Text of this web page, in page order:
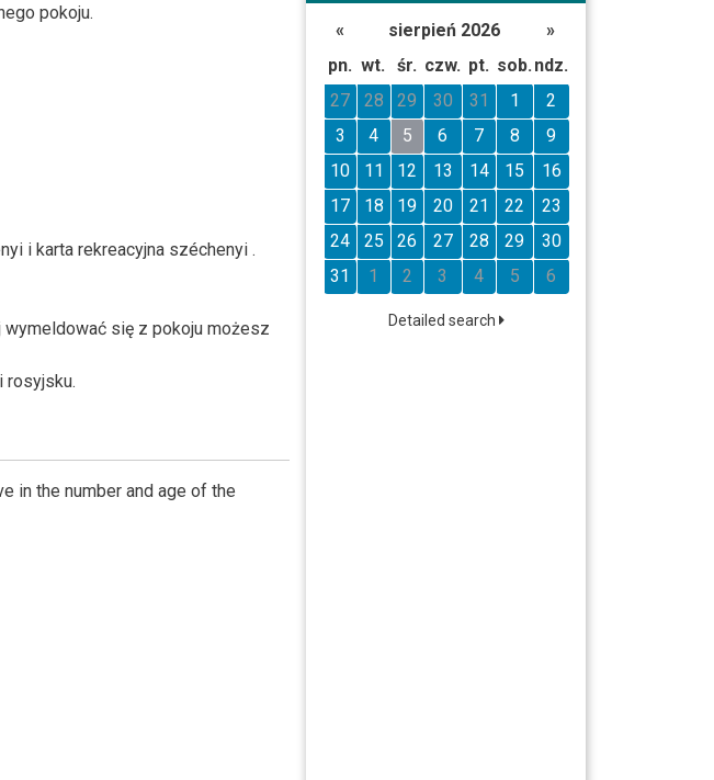
pokoju.
i karta rekreacyjna széchenyi .
wymeldować się z pokoju możesz
rosyjsku.
in the number and age of the
« sierpień 2026
»
pn. wt. śr. czw. pt. sob. ndz.
27
28 29 30 31 1
2
3
4 5 6 7 8
9
10
11 12 13 14 15
16
17
18 19 20 21 22
23
24
25 26 27 28 29
30
31
1 2 3 4 5 6
Detailed search